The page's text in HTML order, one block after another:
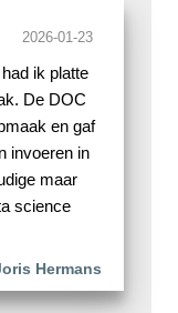
2026-01-23
ik platte
De DOC
en gaf
invoeren in
maar
science
Hermans